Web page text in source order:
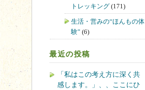
トレッキング (171)
生活・営みの“ほんもの体
験” (6)
最近の投稿
「私はこの考え方に深く共
感します。」、、ここにひ